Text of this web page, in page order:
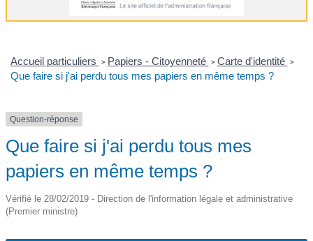
Accueil particuliers > Papiers - Citoyenneté > Carte d'identité >
Que faire si j'ai perdu tous mes papiers en même temps ?
Question-réponse
Que faire si j'ai perdu tous mes
papiers en même temps ?
Vérifié le 28/02/2019 - Direction de l'information légale et administrative
(Premier ministre)